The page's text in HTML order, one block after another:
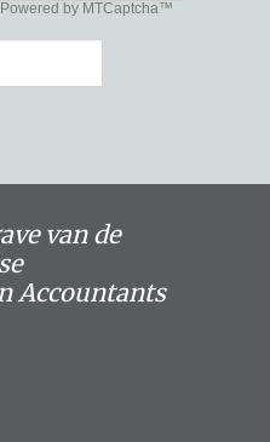
van de
Accountants